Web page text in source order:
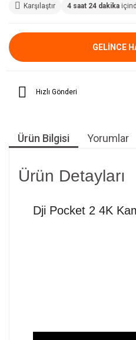
Karşılaştır 4 saat 24 dakika
GELİNCE
Hızlı Gönderi
Ürün Bilgisi Yorumlar
Ürün Detayları
Dji Pocket 2 4K